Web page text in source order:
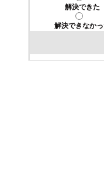
解決できた
解決できなか